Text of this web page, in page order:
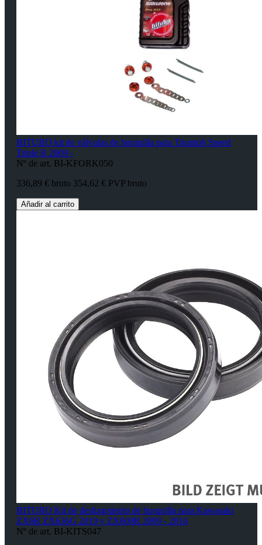
BITUBO kit de válvulas de horquilla para Triumph Speed
Triple R 2009 -
Nº de art. BI-KFORK050
336,89 € bruto 354,62 € PVP bruto
Añadir al carrito
BITUBO Kit de deslizamiento de horquilla para Kawasaki
ZX6R ZX636G 2019 y ZX600R 2009 - 2016
Nº de art. BI-KITS047